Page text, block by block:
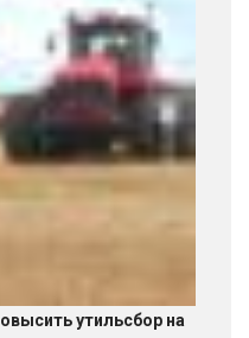
утильсбор на